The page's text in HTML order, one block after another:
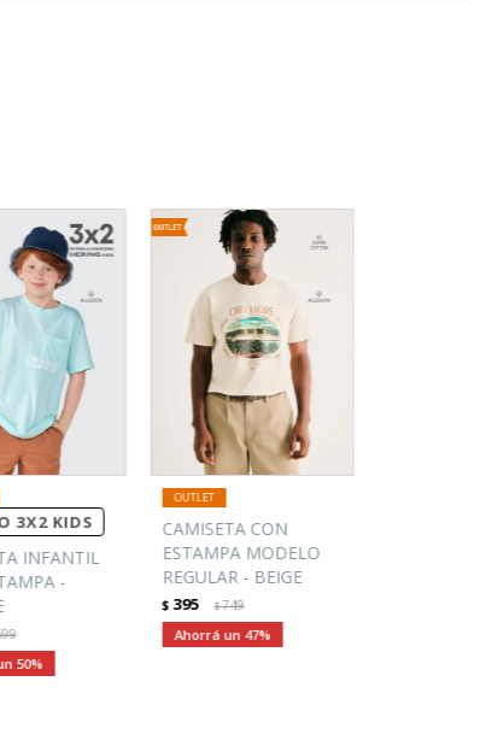
3X2 KIDS
INFANTIL
-
50
CAMISETA CON
ESTAMPA MODELO
REGULAR - BEIGE
$ 395 $749
47